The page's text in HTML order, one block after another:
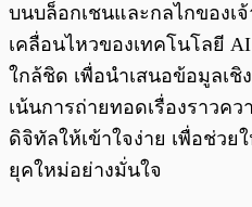
บนบล็อกเชนและกลไกของเ
เคลื่อนไหวของเทคโนโลยี AI
ใกล้ชิด เพื่อนำเสนอข้อมูลเ
เน้นการถ่ายทอดเรื่องราวค
ดิจิทัลให้เข้าใจง่าย เพื่อช่วย
ยุคใหม่อย่างมั่นใจ